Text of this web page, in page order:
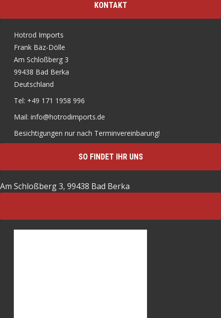
KONTAKT
Hotrod Imports
Frank Bäz-Dölle
Am Schloßberg 3
99438 Bad Berka
Deutschland
Tel: +49 171 1958 996
Mail: info@hotrodimports.de
Besichtigungen nur nach Terminvereinbarung!
SO FINDET IHR UNS
Am Schloßberg 3, 99438 Bad Berka